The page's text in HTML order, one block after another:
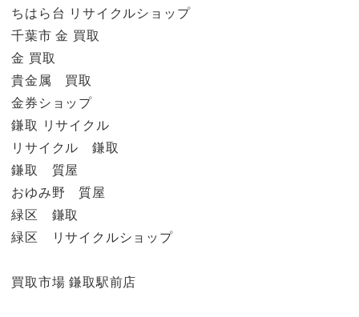
ちはら台 リサイクルショップ
千葉市 金 買取
金 買取
貴金属 買取
金券ショップ
鎌取 リサイクル
リサイクル 鎌取
鎌取 質屋
おゆみ野 質屋
緑区 鎌取
緑区 リサイクルショップ
買取市場 鎌取駅前店